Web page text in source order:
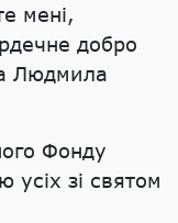
мені,
добро
Людмила
Фонду
усіх зі святом